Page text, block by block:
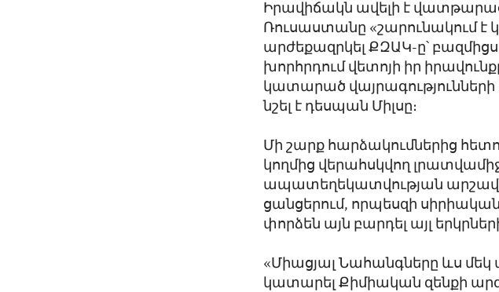
Իրավիճակն ավելի է
Ռուսաստանը «շարունակում է
արժեքազրկել ՔԶԱԿ-ը՝
խորհրդում վետոյի իր
կատարած
նշել է դեսպան Միլսը։
Մի շարք հարձակումներից
կողմից վերահսկվող
ապատեղեկատվության
ցանցերում, որպեսզի
փորձեն այն բարդել այլ
«Միացյալ Նահանգները ևս մեկ
կատարել Քիմիական զենքի